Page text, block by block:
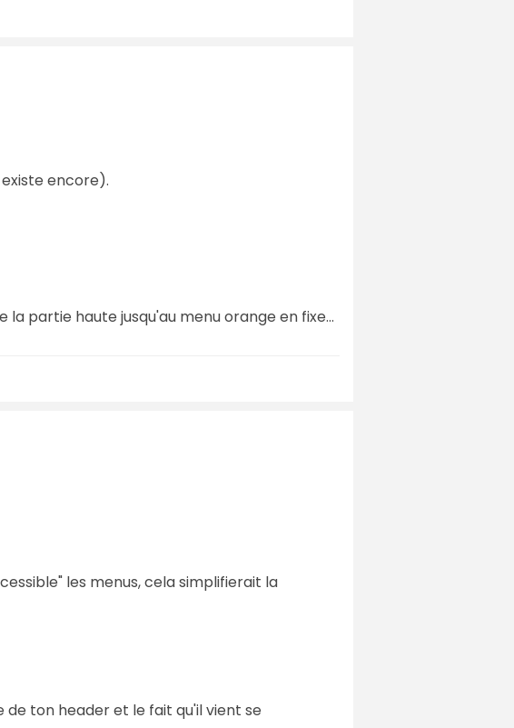
encore).
partie haute jusqu'au menu orange en fixe...
les menus, cela simplifierait la
ton header et le fait qu'il vient se